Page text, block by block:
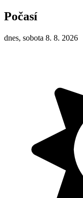
Počasí
dnes, sobota 8. 8. 2026